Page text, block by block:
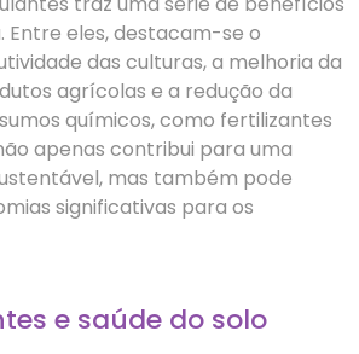
Entre eles, destacam-se o
das culturas, a melhoria da
agrícolas e a redução da
químicos, como fertilizantes
apenas contribui para uma
mas também pode
significativas para os
e saúde do solo